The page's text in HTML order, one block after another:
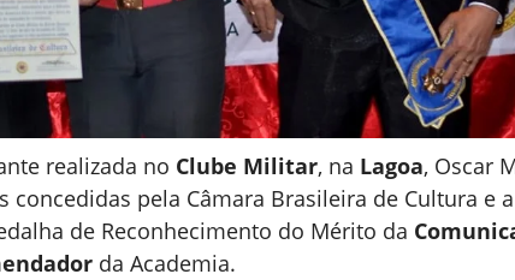
realizada no Clube Militar, na Lagoa, Oscar
pela Câmara Brasileira de Cultura e a
de Reconhecimento do Mérito da
da Academia.